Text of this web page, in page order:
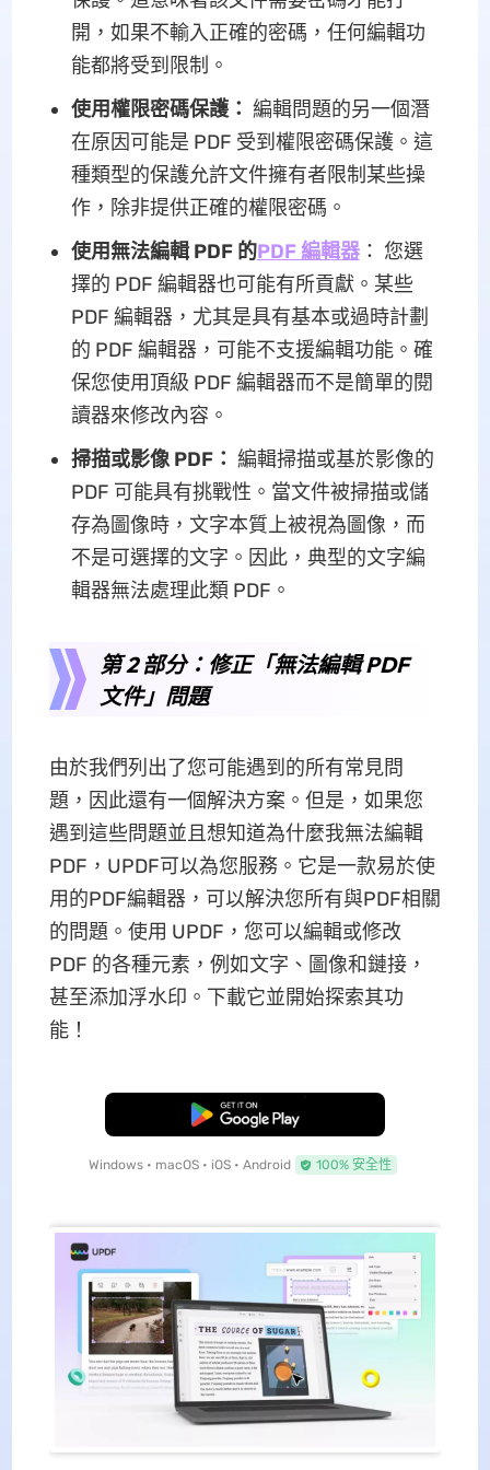
開，如果不輸入正確的密碼，任何編輯功
能都將受到限制。
使用權限密碼保護： 編輯問題的另一個潛
在原因可能是 PDF 受到權限密碼保護。這
種類型的保護允許文件擁有者限制某些操
作，除非提供正確的權限密碼。
使用無法編輯 PDF 的PDF 編輯器： 您選
擇的 PDF 編輯器也可能有所貢獻。某些
PDF 編輯器，尤其是具有基本或過時計劃
的 PDF 編輯器，可能不支援編輯功能。確
保您使用頂級 PDF 編輯器而不是簡單的閱
讀器來修改內容。
掃描或影像 PDF： 編輯掃描或基於影像的
PDF 可能具有挑戰性。當文件被掃描或儲
存為圖像時，文字本質上被視為圖像，而
不是可選擇的文字。因此，典型的文字編
輯器無法處理此類 PDF。
第 2 部分：修正「無法編輯 PDF
文件」問題
由於我們列出了您可能遇到的所有常見問
題，因此還有一個解決方案。但是，如果您
遇到這些問題並且想知道為什麼我無法編輯
PDF，UPDF可以為您服務。它是一款易於使
用的PDF編輯器，可以解決您所有與PDF相關
的問題。使用 UPDF，您可以編輯或修改
PDF 的各種元素，例如文字、圖像和鏈接，
甚至添加浮水印。下載它並開始探索其功
能！
免費下載
Windows • macOS • iOS • Android 100% 安全性